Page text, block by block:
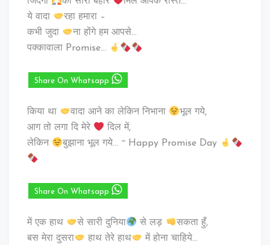
ये वादा
रहा हमारा –
कभी जुदा
ना होंगे हम आपसे…
पक्कावाला Promise…
Share On Whatsapp
किया था वादा आने का लेकिन निभाना
भूल गये,
आग तो लगा दि मेरे
दिल में,
लेकिन
बुझाना भूल गये… ~ Happy Promise Day
Share On Whatsapp
में एक हाथ से सारी दुनिया से लड़
सकता हुँ,
बस मेरा दुसरा
हाथ तेरे हाथ
में होना चाहिये…